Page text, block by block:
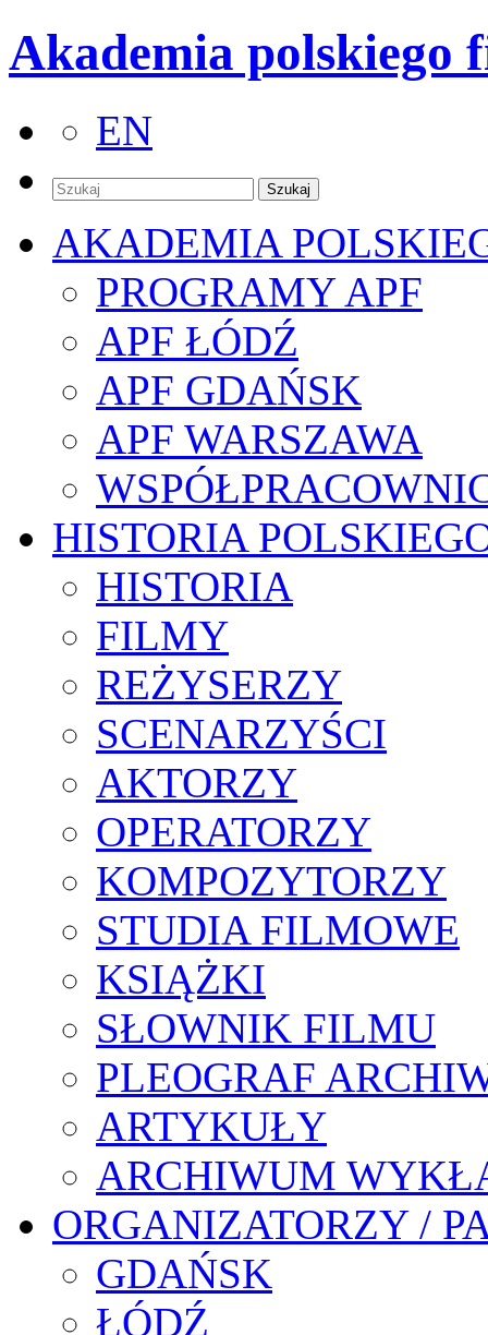
Akademia polskiego
EN
AKADEMIA
PROGRAMY APF
APF ŁÓDŹ
APF GDAŃSK
APF WARSZAWA
HISTORIA
HISTORIA
FILMY
REŻYSERZY
SCENARZYŚCI
AKTORZY
OPERATORZY
KOMPOZYTORZY
STUDIA FILMOWE
KSIĄŻKI
SŁOWNIK FILMU
PLEOGRAF
ARTYKUŁY
ARCHIWUM
ORGANIZATORZY /
GDAŃSK
ŁÓDŹ